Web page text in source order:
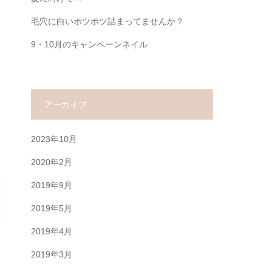
毛穴に白いポツポツ詰まってませんか？
9・10月のキャンペーンネイル
アーカイブ
2023年10月
2020年2月
2019年9月
2019年5月
2019年4月
2019年3月